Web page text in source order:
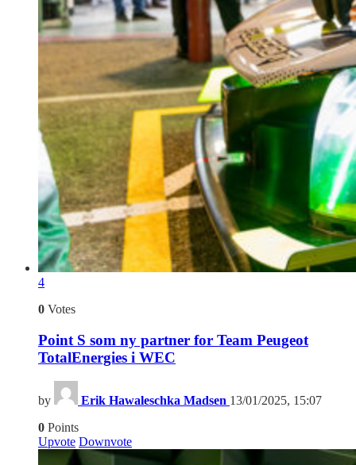
4
0 Votes
Point S som ny partner for Team Peugeot
TotalEnergies i WEC
by Erik Hawaleschka Madsen 13/01/2025, 15:07
0 Points
Upvote Downvote